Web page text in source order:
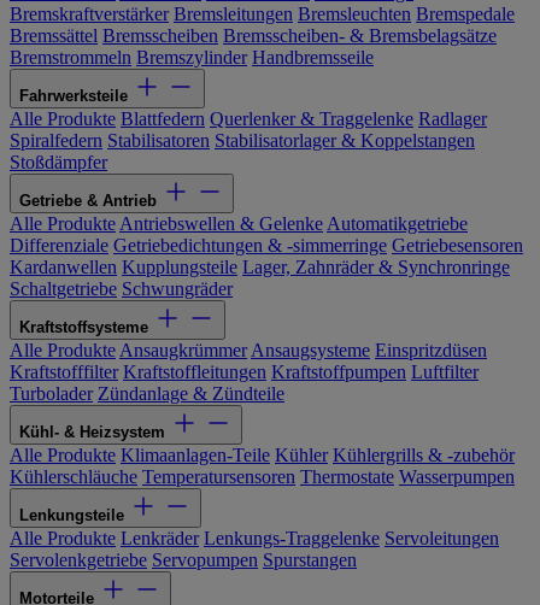
Bremskraftverstärker Bremsleitungen Bremsleuchten Bremspedale
Bremssättel Bremsscheiben Bremsscheiben- & Bremsbelagsätze
Bremstrommeln Bremszylinder Handbremsseile
Fahrwerksteile
Alle Produkte Blattfedern Querlenker & Traggelenke Radlager
Spiralfedern Stabilisatoren Stabilisatorlager & Koppelstangen
Stoßdämpfer
Getriebe & Antrieb
Alle Produkte Antriebswellen & Gelenke Automatikgetriebe
Differenziale Getriebedichtungen & -simmerringe Getriebesensoren
Kardanwellen Kupplungsteile Lager, Zahnräder & Synchronringe
Schaltgetriebe Schwungräder
Kraftstoffsysteme
Alle Produkte Ansaugkrümmer Ansaugsysteme Einspritzdüsen
Kraftstofffilter Kraftstoffleitungen Kraftstoffpumpen Luftfilter
Turbolader Zündanlage & Zündteile
Kühl- & Heizsystem
Alle Produkte Klimaanlagen-Teile Kühler Kühlergrills & -zubehör
Kühlerschläuche Temperatursensoren Thermostate Wasserpumpen
Lenkungsteile
Alle Produkte Lenkräder Lenkungs-Traggelenke Servoleitungen
Servolenkgetriebe Servopumpen Spurstangen
Motorteile